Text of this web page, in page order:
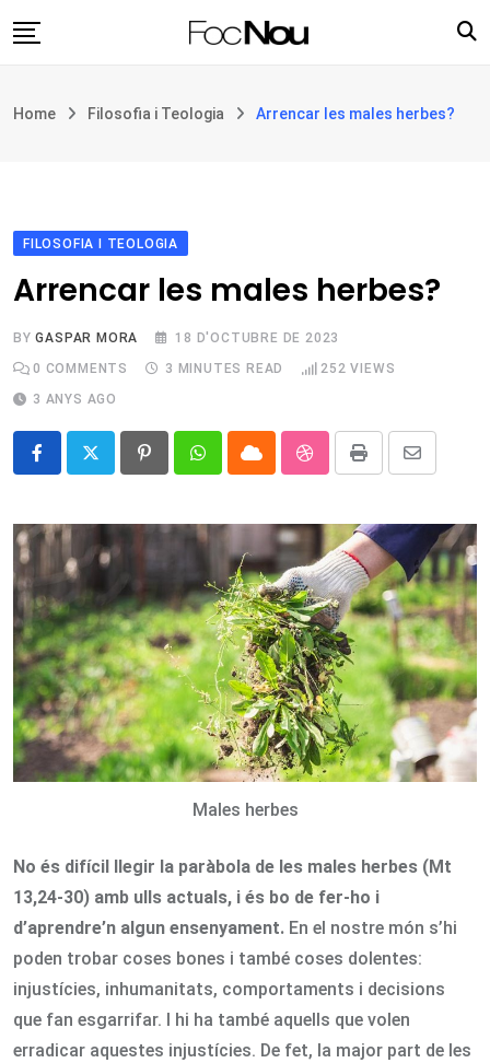
to
Filosofia i teologia
Opinió
Botiga
Home Filosofia i Teologia Arrencar les males herbes?
FILOSOFIA I TEOLOGIA
Arrencar les males herbes?
BYGASPAR MORA
18 D'OCTUBRE DE 2023
0 COMMENTS 3 MINUTES READ 252 VIEWS
3 ANYS AGO
PinterestWhatsappCloud StumbleUpon
Print
Share
Email
Males herbes
No és difícil llegir la paràbola de les males herbes (Mt
13,24-30) amb ulls actuals, i és bo de fer-ho i
d’aprendre’n algun ensenyament. En el nostre món s’hi
poden trobar coses bones i també coses dolentes:
injustícies, inhumanitats, comportaments i decisions
que fan esgarrifar. I hi ha també aquells que volen
erradicar aquestes injustícies. De fet, la major part de les